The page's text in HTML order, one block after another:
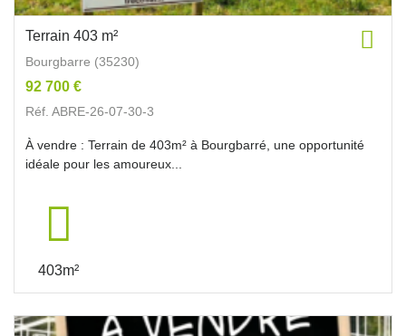
Terrain 403 m²
Bourgbarre (35230)
92 700 €
Réf. ABRE-26-07-30-3
À vendre : Terrain de 403m² à Bourgbarré, une opportunité
idéale pour les amoureux...
403m²